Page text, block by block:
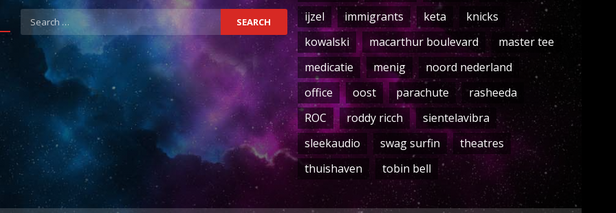
Search
for:
ijzel
immigrants keta
knicks
kowalski
macarthur boulevard
master tee
medicatie
menig
noord nederland
office
oost parachute
rasheeda
ROC
roddy ricch
sientelavibra
sleekaudio
swag surfin
theatres
thuishaven
tobin bell